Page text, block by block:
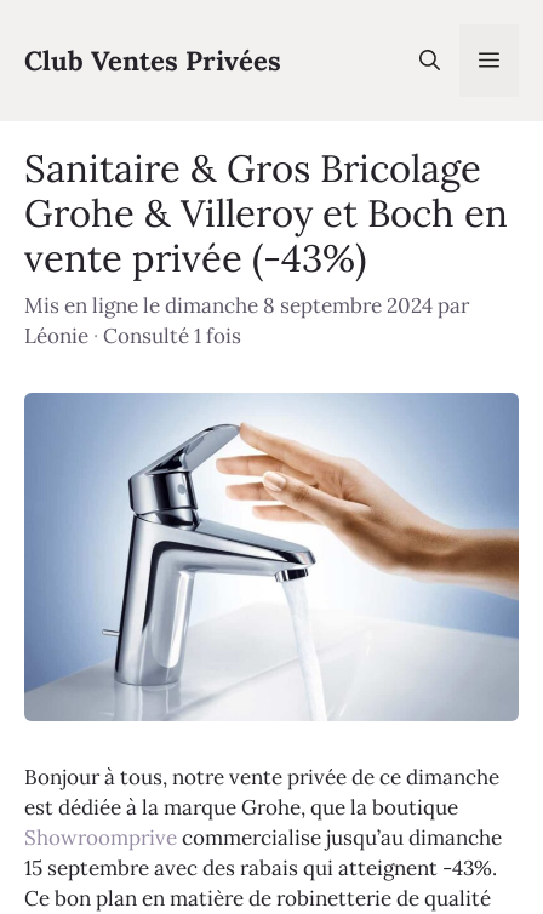
contenu
Club Ventes Privées
Sanitaire & Gros Bricolage
Grohe & Villeroy et Boch en
vente privée (-43%)
Mis en ligne le dimanche 8 septembre 2024par
Léonie · Consulté 1 fois
Bonjour à tous, notre vente privée de ce dimanche
est dédiée à la marque Grohe, que la boutique
Showroomprivecommercialise jusqu’au dimanche
15 septembre avec des rabais qui atteignent -43%.
Ce bon plan en matière de robinetterie de qualité